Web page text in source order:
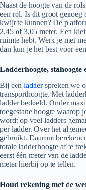
Naast de hoogte van de
een rol. Is dit groot genoeg
kwijt te kunnen? De
2,45 of 3,05 meter. Een
ruimte hebt. Werk je met
dan kun je het best voor
Ladderhoogte, stahoogte
Bij een ladderspreken we
transporthoogte. Met
ladder bedoeld. Onder
toegestane hoogte waarop
wordt op veel ladders
per ladder. Over het
gebruikt. Daarom
totale ladderhoogte af te
eerst één meter van de
meter hierbij op te tellen.
Houd rekening met de